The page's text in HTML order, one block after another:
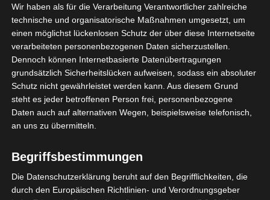
erhoben, verarbeitet und gespeichert. Welche Daten genau entnehmen Sie
den Datenschutzbedingungen.
Google Adsenseist deaktiviert. ✓ Erlauben Datenschutzbedingungen
Sie befinden sich hier:Startseite» Club Africain Tunis
Wir haben als für die Verarbeitung Verantwortlicher zahlreiche
technische und organisatorische Maßnahmen umgesetzt, um
einen möglichst lückenlosen Schutz der über diese Internetseite
verarbeiteten personenbezogenen Daten sicherzustellen.
Dennoch können Internetbasierte Datenübertragungen
grundsätzlich Sicherheitslücken aufweisen, sodass ein absoluter
Schutz nicht gewährleistet werden kann. Aus diesem Grund
steht es jeder betroffenen Person frei, personenbezogene
Daten auch auf alternativen Wegen, beispielsweise telefonisch,
an uns zu übermitteln.
Begriffsbestimmungen
Die Datenschutzerklärung beruht auf den Begrifflichkeiten, die
durch den Europäischen Richtlinien- und Verordnungsgeber